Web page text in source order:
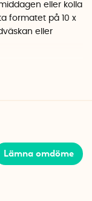
eller kolla
formatet på 10 x
eller
Lämna omdöme